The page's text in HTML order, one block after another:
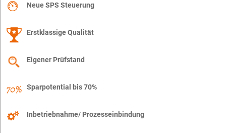
Neue SPS Steuerung
Erstklassige Qualität
Eigener Prüfstand
Sparpotential bis 70%
Inbetriebnahme/ Prozesseinbindung